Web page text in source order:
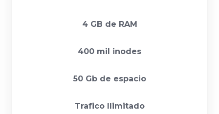
4 GB de RAM
400 mil inodes
50 Gb de espacio
Trafico Ilimitado